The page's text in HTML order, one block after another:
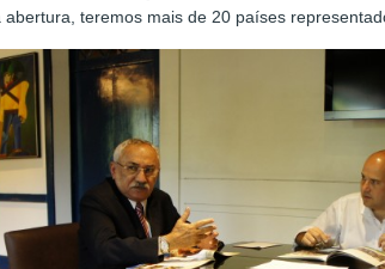
abertura, teremos mais de 20 países